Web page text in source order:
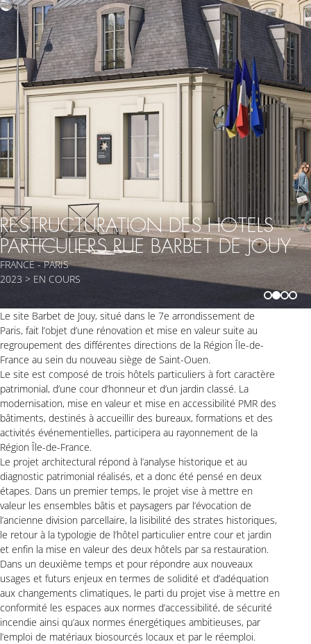
RESTRUCTURATION DES HOTELS
PARTICULIERS RUE BARBET DE JOUY
FRANCE - PARIS
2023 > EN COURS
Le site Barbet de Jouy, situé dans le 7e arrondissement de
Paris, fait l’objet d’une rénovation et mise en valeur suite au
regroupement des différentes directions de la Région Île-de-
France au sein du nouveau siège de Saint-Ouen.
Le site est composé de trois hôtels particuliers à fort caractère
patrimonial, d’une cour d’honneur et d’un jardin classé. La
modernisation, mise en valeur et mise en accessibilité PMR des
bâtiments, destinés à accueillir des bureaux, formations et des
activités événementielles, participera au rayonnement de la
Région Île-de-France.
Le projet architectural répond à l’analyse historique et au
diagnostic patrimonial réalisés, et a donc été pensé en deux
étapes. Dans un premier temps, le projet vise à mettre en
valeur les ensembles bâtis et paysagers par l’évocation de
l’ancienne division parcellaire, la lisibilité des strates historiques,
le retour à la typologie de l’hôtel particulier entre cour et jardin
et enfin la mise en valeur des deux hôtels par sa restauration.
Dans un deuxième temps et pour répondre aux nouveaux
usages et futurs enjeux en termes de solidité et d’adéquation
aux changements climatiques, le parti du projet vise à mettre en
conformité les espaces aux normes d’accessibilité, de sécurité
incendie ainsi qu’aux normes énergétiques ambitieuses, par
l’emploi de matériaux biosourcés locaux et par le réemploi.